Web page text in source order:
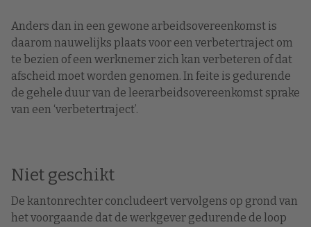
Anders dan in een gewone arbeidsovereenkomst is
daarom nauwelijks plaats voor een verbetertraject om
te bezien of een werknemer zich kan verbeteren of dat
afscheid moet worden genomen. In feite is gedurende
de gehele duur van de leerarbeidsovereenkomst sprake
van een ‘verbetertraject’.
Niet geschikt
De kantonrechter concludeert vervolgens op grond van
het voorgaande dat de werkgever gedurende de loop